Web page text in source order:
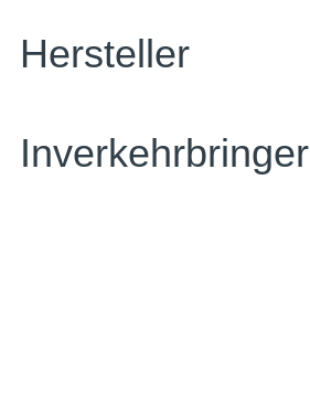
Hersteller
Inverkehrbringer